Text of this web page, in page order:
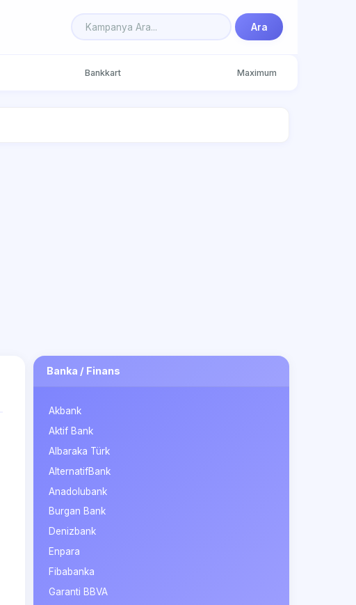
Ara
Bankkart Maximum
Banka / Finans
Akbank
Aktif Bank
Albaraka Türk
AlternatifBank
Anadolubank
Burgan Bank
Denizbank
Enpara
Fibabanka
Garanti BBVA